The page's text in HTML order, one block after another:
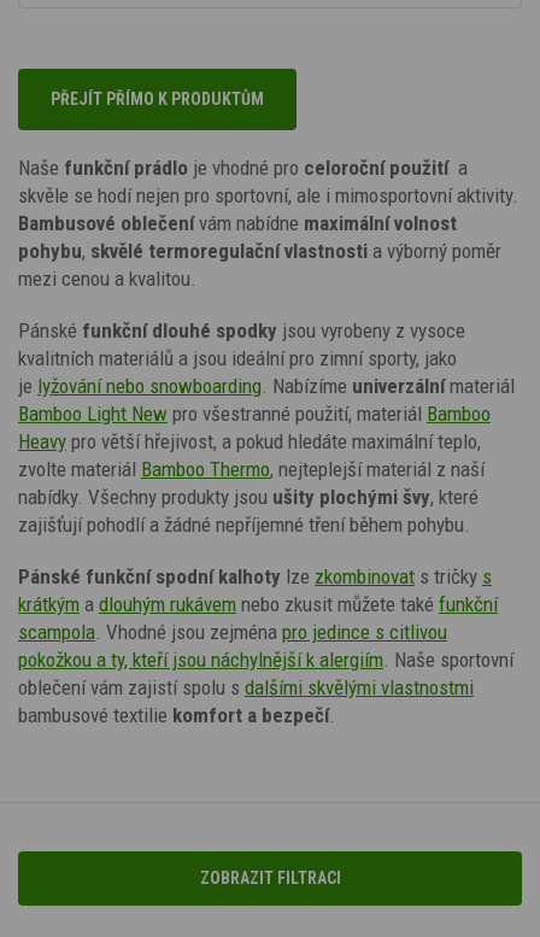
PŘEJÍT PŘÍMO K PRODUKTŮM
Naše funkční prádlo je vhodné pro celoroční použitía
skvěle se hodí nejen pro sportovní, ale i mimosportovní aktivity.
Bambusové oblečenívám nabídne maximální volnost
pohybu, skvělé termoregulační vlastnosti a výborný poměr
mezi cenou a kvalitou.
Pánské funkční dlouhé spodky jsou vyrobeny z vysoce
kvalitních materiálů a jsou ideální pro zimní sporty, jako
je lyžování nebo snowboarding. Nabízíme univerzálnímateriál
Bamboo Light New pro všestranné použití, materiál Bamboo
Heavy pro větší hřejivost, a pokud hledáte maximální teplo,
zvolte materiál Bamboo Thermo, nejteplejší materiál z naší
nabídky. Všechny produkty jsou ušity plochými švy, které
zajišťují pohodlí a žádné nepříjemné tření během pohybu.
Pánské funkční spodní kalhoty lze zkombinovat s tričky s
krátkým a dlouhým rukávem nebo zkusit můžete také funkční
scampola. Vhodné jsou zejména pro jedince s citlivou
pokožkou a ty, kteří jsou náchylnější k alergiím. Naše sportovní
oblečení vám zajistí spolu s dalšími skvělými vlastnostmi
bambusové textilie komfort a bezpečí.
ZOBRAZIT FILTRACI